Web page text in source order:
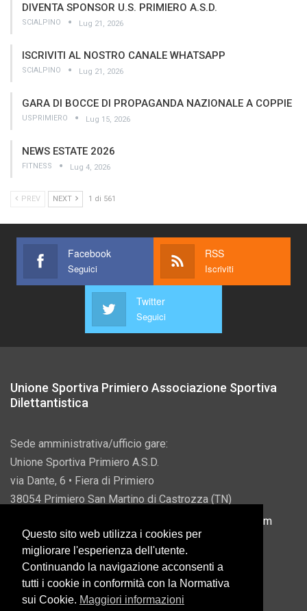
DIVENTA SPONSOR U.S. PRIMIERO A.S.D.
SCIALPINO Lug 21, 2026
ISCRIVITI AL NOSTRO CANALE WHATSAPP
SCIALPINO Lug 21, 2026
GARA DI BOCCE DI PROPAGANDA NAZIONALE A COPPIE
USPRIMIERO Lug 15, 2026
NEWS ESTATE 2026
FITNESS Lug 4, 2026
PREV NEXT 1 di 561
Facebook
Seguici
RSS
Iscriviti
Twitter
Seguici
Unione Sportiva Primiero Associazione Sportiva
Dilettantistica
Sede amministrativa/ufficio gare:
Unione Sportiva Primiero A.S.D.
via Dante, 6 • Fiera di Primiero
38054 Primiero San Martino di Castrozza (TN)
info@usprimiero.com
Vantaggi da Pubblica Amministrazione
Questo sito web utilizza i cookies per
migliorare l'esperienza dell'utente.
Continuando la navigazione acconsenti a
tutti i cookie in conformità con la Normativa
sui Cookie. Maggiori informazioni